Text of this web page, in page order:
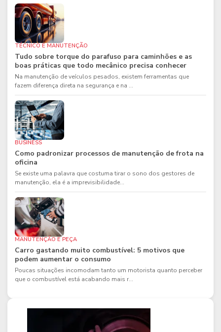
TÉCNICO E MANUTENÇÃO
Tudo sobre torque do parafuso para caminhões e as
boas práticas que todo mecânico precisa conhecer
Na manutenção de veículos pesados, existem ferramentas que
fazem diferença direta na segurança e na ...
BUSINESS
Como padronizar processos de manutenção de frota na
oficina
Se existe uma palavra que costuma tirar o sono dos gestores de
manutenção, ela é a imprevisibilidade...
MANUTENÇÃO E PEÇA
Carro gastando muito combustível: 5 motivos que
podem aumentar o consumo
Poucas situações incomodam tanto um motorista quanto perceber
que o combustível está acabando mais r...